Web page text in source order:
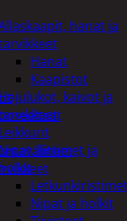
hanat ja
Hanat
Kaapistot
Hajulukot, kaivot ja
Leikkurit
liittimet ja
Nipat ja holkit